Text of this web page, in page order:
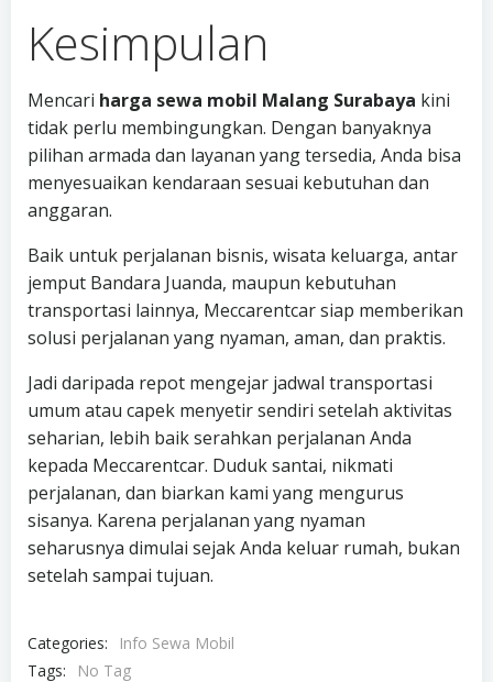
Kesimpulan
Mencari harga sewa mobil Malang Surabaya kini
tidak perlu membingungkan. Dengan banyaknya
pilihan armada dan layanan yang tersedia, Anda bisa
menyesuaikan kendaraan sesuai kebutuhan dan
anggaran.
Baik untuk perjalanan bisnis, wisata keluarga, antar
jemput Bandara Juanda, maupun kebutuhan
transportasi lainnya, Meccarentcar siap memberikan
solusi perjalanan yang nyaman, aman, dan praktis.
Jadi daripada repot mengejar jadwal transportasi
umum atau capek menyetir sendiri setelah aktivitas
seharian, lebih baik serahkan perjalanan Anda
kepada Meccarentcar. Duduk santai, nikmati
perjalanan, dan biarkan kami yang mengurus
sisanya. Karena perjalanan yang nyaman
seharusnya dimulai sejak Anda keluar rumah, bukan
setelah sampai tujuan.
Categories:
Info Sewa Mobil
Tags:
No Tag